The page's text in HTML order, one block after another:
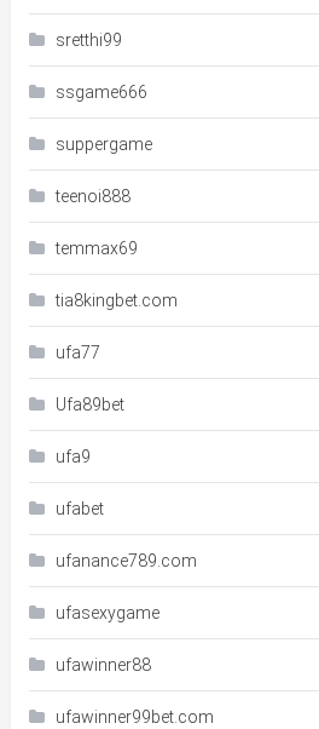
sretthi99
ssgame666
suppergame
teenoi888
temmax69
tia8kingbet.com
ufa77
Ufa89bet
ufa9
ufabet
ufanance789.com
ufasexygame
ufawinner88
ufawinner99bet.com